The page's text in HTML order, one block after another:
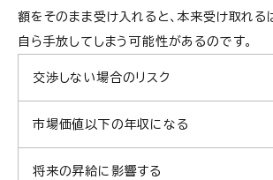
額をそのまま受け入れると、本来受け取れる
自ら手放してしまう可能性があるのです。
交渉しない場合のリスク
市場価値以下の年収になる
将来の昇給に影響する